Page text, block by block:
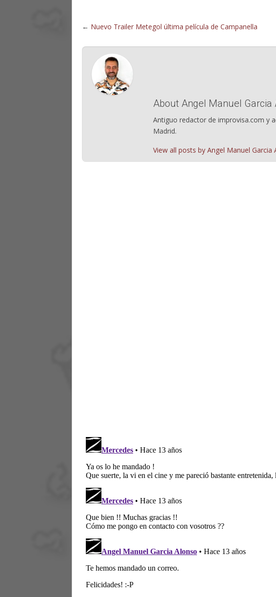
← Nuevo Trailer Metegol última película de Campanella
About Angel Manuel Garcia
Antiguo redactor de improvisa.com y
Madrid.
View all posts by Angel Manuel Garcia